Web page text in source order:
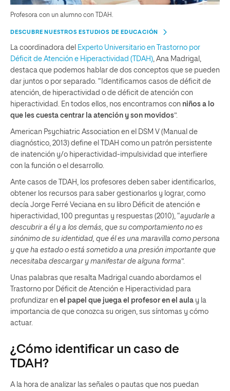
Profesora con un alumno con TDAH.
DESCUBRE NUESTROS ESTUDIOS DE EDUCACIÓN
La coordinadora del Experto Universitario en Trastorno por
Déficit de Atención e Hiperactividad (TDAH) , Ana Madrigal,
destaca que podemos hablar de dos conceptos que se pueden
dar juntos o por separado. “Identificamos casos de déficit de
atención, de hiperactividad o de déficit de atención con
hiperactividad. En todos ellos, nos encontramos con niños a lo
que les cuesta centrar la atención y son movidos”.
American Psychiatric Association en el DSM V (Manual de
diagnóstico, 2013) define el TDAH como un patrón persistente
de inatención y/o hiperactividad-impulsividad que interfiere
con la función o el desarrollo.
Ante casos de TDAH, los profesores deben saber identificarlos,
obtener los recursos para saber gestionarlos y lograr, como
decía Jorge Ferré Veciana en su libro Déficit de atención e
hiperactividad, 100 preguntas y respuestas (2010), “ayudarle a
descubrir a él y a los demás, que su comportamiento no es
sinónimo de su identidad, que él es una maravilla como persona
y que ha estado o está sometido a una presión importante que
necesitaba descargar y manifestar de alguna forma”.
Unas palabras que resalta Madrigal cuando abordamos el
Trastorno por Déficit de Atención e Hiperactividad para
profundizar en el papel que juega el profesor en el aula y la
importancia de que conozca su origen, sus síntomas y cómo
actuar.
¿Cómo identificar un caso de
TDAH?
A la hora de analizar las señales o pautas que nos puedan